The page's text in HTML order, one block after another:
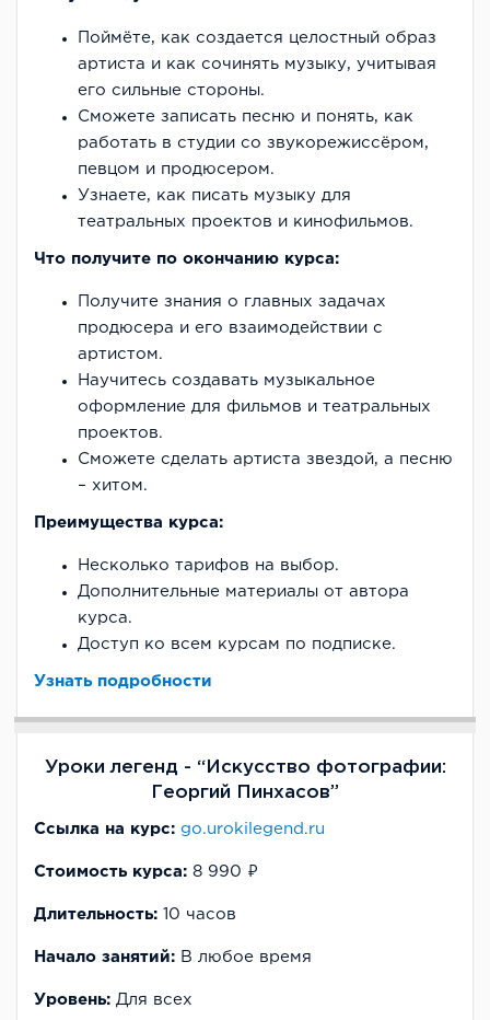
Поймёте, как создается целостный образ
артиста и как сочинять музыку, учитывая
его сильные стороны.
Сможете записать песню и понять, как
работать в студии со звукорежиссёром,
певцом и продюсером.
Узнаете, как писать музыку для
театральных проектов и кинофильмов.
Что получите по окончанию курса:
Получите знания о главных задачах
продюсера и его взаимодействии с
артистом.
Научитесь создавать музыкальное
оформление для фильмов и театральных
проектов.
Сможете сделать артиста звездой, а песню
– хитом.
Преимущества курса:
Несколько тарифов на выбор.
Дополнительные материалы от автора
курса.
Доступ ко всем курсам по подписке.
Узнать подробности
Уроки легенд - “Искусство фотографии:
Георгий Пинхасов”
Ссылка на курс: go.urokilegend.ru
Стоимость курса: 8 990 ₽
Длительность: 10 часов
Начало занятий: В любое время
Уровень: Для всех